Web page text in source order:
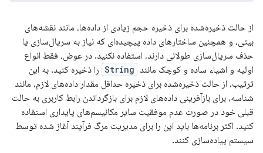
از حالت ذخیره‌شده برای ذخیره حجم زیادی از داده‌ها، مانند نقشه‌های
بیتی، و همچنین ساختارهای داده پیچیده‌ای که نیاز به سریال‌سازی یا
حذف سریال‌سازی طولانی دارند، استفاده نکنید. در عوض، فقط انواع
اولیه و اشیاء ساده و کوچک مانند String را ذخیره کنید. به این
ترتیب، از حالت ذخیره‌شده برای ذخیره حداقل مقدار داده‌های لازم، مانند
شناسه، برای بازآفرینی داده‌های لازم برای بازگرداندن رابط کاربری به حالت
قبلی خود در صورت عدم موفقیت سایر مکانیسم‌های پایداری استفاده
کنید. اکثر برنامه‌ها باید این را برای مدیریت مرگ فرآیند آغاز شده توسط
سیستم پیاده‌سازی کنند.